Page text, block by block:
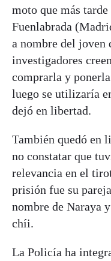
moto que más
Fuenlabrada
a nombre del joven
investigadores
comprarla y
luego se utilizaría
dejó en libertad.
También quedó en
no constatar que
relevancia en el
prisión fue su
nombre de Naraya
chíi.
La Policía ha